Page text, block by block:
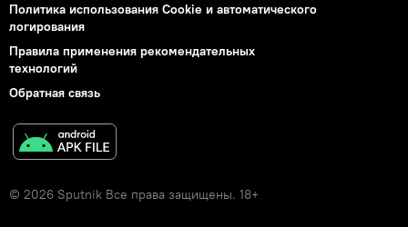
Политика использования Cookie и автоматического
логирования
Правила применения рекомендательных
технологий
Обратная связь
© 2026 Sputnik Все права защищены. 18+